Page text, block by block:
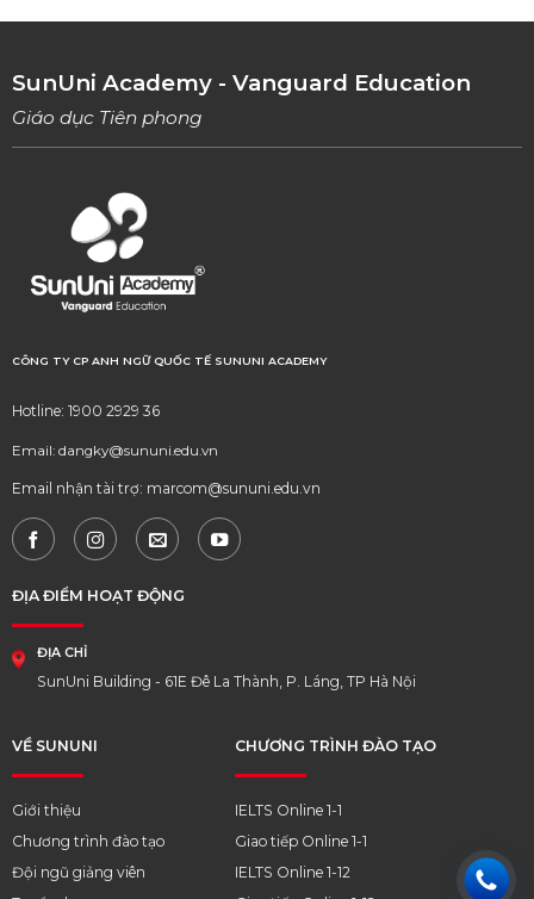
DỤNG VÀ CÁCH VẬN DỤNG
SunUni Academy - Vanguard Education
Giáo dục Tiên phong
CÔNG TY CP ANH NGỮ QUỐC TẾ SUNUNI ACADEMY
Hotline: 1900 2929 36
Email: dangky@sununi.edu.vn
Email nhận tài trợ: marcom@sununi.edu.vn
VỀ SUNUNI
Giới thiệu
Chương trình đào tạo
Đội ngũ giảng viên
ĐỊA ĐIỂM HOẠT ĐỘNG
ĐỊA CHỈ
SunUni Building - 61E Đê La Thành, P. Láng, TP Hà Nội
CHƯƠNG TRÌNH ĐÀO TẠO
IELTS Online 1-1
Giao tiếp Online 1-1
IELTS Online 1-12